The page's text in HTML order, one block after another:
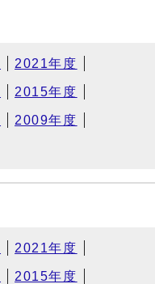
2021年度
2015年度
2009年度
2021年度
2015年度